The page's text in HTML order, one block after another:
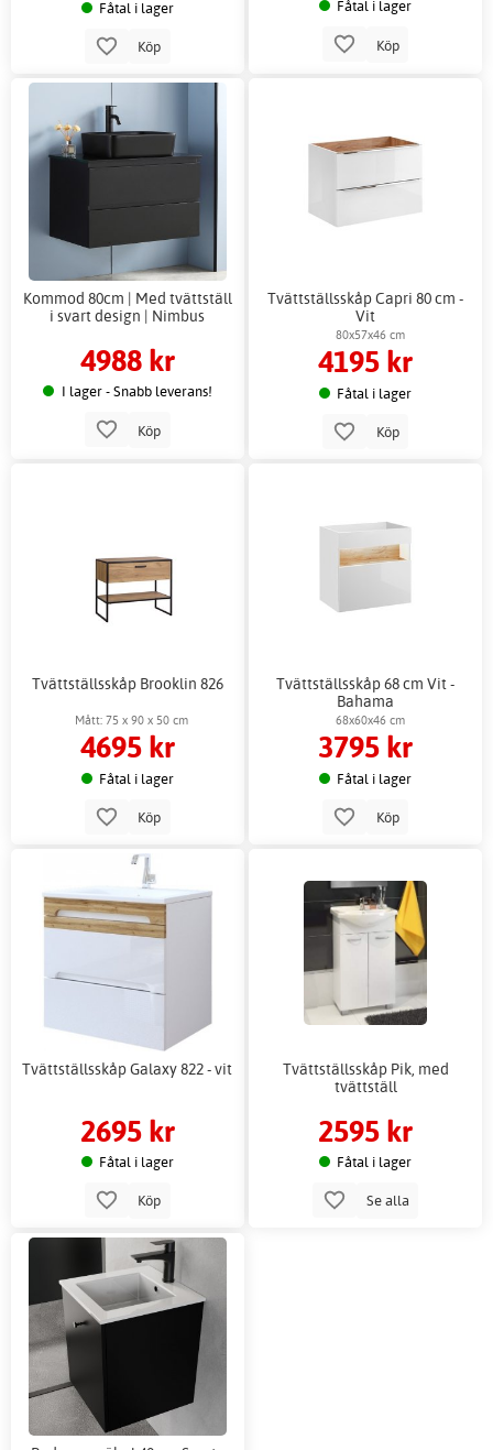
Fåtal i lager
Köp
Fåtal i lager
Köp
Kommod 80cm | Med tvättställ
i svart design | Nimbus
4988 kr
I lager - Snabb leverans!
Köp
Tvättställsskåp Capri 80 cm -
Vit
80x57x46 cm
4195 kr
Fåtal i lager
Köp
Tvättställsskåp Brooklin 826
Mått: 75 x 90 x 50 cm
4695 kr
Fåtal i lager
Köp
Tvättställsskåp 68 cm Vit -
Bahama
68x60x46 cm
3795 kr
Fåtal i lager
Köp
Tvättställsskåp Galaxy 822 - vit
2695 kr
Fåtal i lager
Köp
Tvättställsskåp Pik, med
tvättställ
2595 kr
Fåtal i lager
Se alla